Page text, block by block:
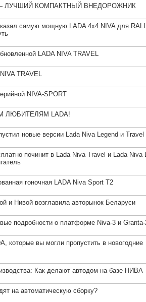
— ЛУЧШИЙ КОМПАКТНЫЙ ВНЕДОРОЖНИК
самую мощную LADA 4x4 NIVA для
LADA NIVA TRAVEL
TRAVEL
NIVA-SPORT
ЛЮБИТЕЛЯМ LADA!
новые версии Lada Niva Legend и Travel
починит в Lada Niva Travel и Lada Niva
гоночная LADA Niva Sport T2
и Нивой возглавила авторынок Беларуси
подробности о платформе Niva-3 и Granta-
которые вы могли пропустить в новогодние
Как делают автодом на базе НИВА
на автоматическую сборку?